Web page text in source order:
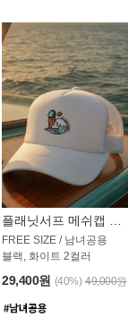
FREE SIZE / 남녀공용
블랙, 화이트 2컬러
29,400원 (40%) 49,000원